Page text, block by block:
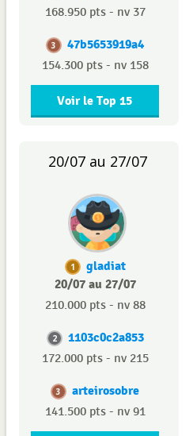
168.950 pts - nv 37
3 47b5653919a4
154.300 pts - nv 158
Voir le Top 15
20/07 au 27/07
1
gladiat
20/07 au 27/07
210.000 pts - nv 88
2 1103c0c2a853
172.000 pts - nv 215
3 arteirosobre
141.500 pts - nv 91